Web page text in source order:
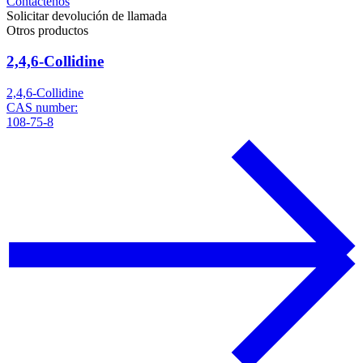
Solicitar devolución de llamada
Otros productos
2,4,6-Collidine
2,4,6-Collidine
CAS number:
108-75-8